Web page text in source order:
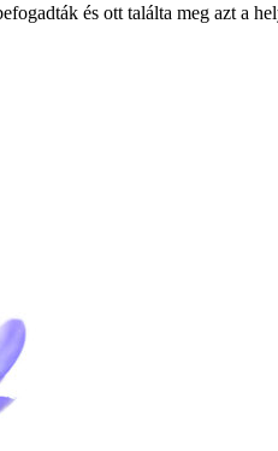
és ott találta meg azt a